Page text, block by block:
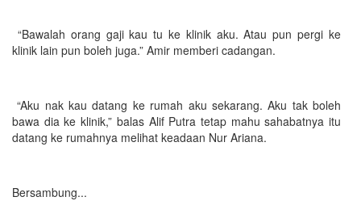
“Bawalah orang gaji kau tu ke klinik aku. Atau pun pergi ke
klinik lain pun boleh juga.” Amir memberi cadangan.
“Aku nak kau datang ke rumah aku sekarang. Aku tak boleh
bawa dia ke klinik,” balas Alif Putra tetap mahu sahabatnya itu
datang ke rumahnya melihat keadaan Nur Ariana.
Bersambung...